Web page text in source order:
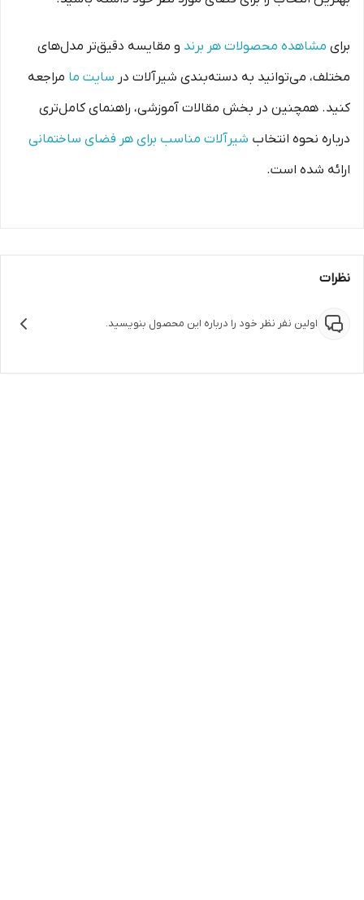
برای مشاهده محصولات هر برند و مقایسه دقیق‌تر مدل‌های
مختلف، می‌توانید به دسته‌بندی شیرآلات در سایت ما مراجعه
کنید. همچنین در بخش مقالات آموزشی، راهنمای کامل‌تری
درباره نحوه انتخاب شیرآلات مناسب برای هر فضای ساختمانی
ارائه شده است.
نظرات
اولین نفر نظر خود را درباره این محصول بنویسید.